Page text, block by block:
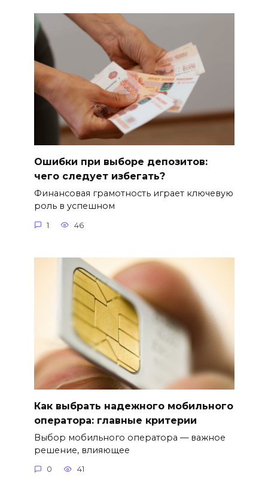
Ошибки при выборе депозитов:
чего следует избегать?
Финансовая грамотность играет ключевую
роль в успешном
1 46
Как выбрать надежного мобильного
оператора: главные критерии
Выбор мобильного оператора — важное
решение, влияющее
0 41